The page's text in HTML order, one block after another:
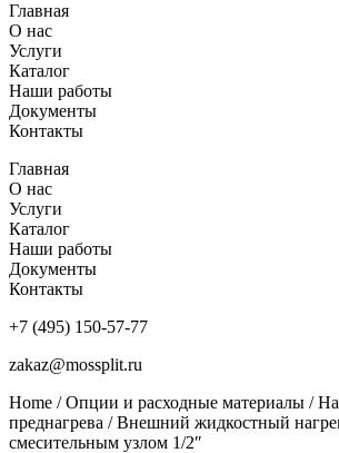
Главная
О нас
Услуги
Каталог
Наши работы
Документы
Контакты
Главная
О нас
Услуги
Каталог
Наши работы
Документы
Контакты
+7 (495) 150-57-77
zakaz@mossplit.ru
Home /Опции и расходные материалы /
преднагрева / Внешний жидкостный
смесительным узлом 1/2″